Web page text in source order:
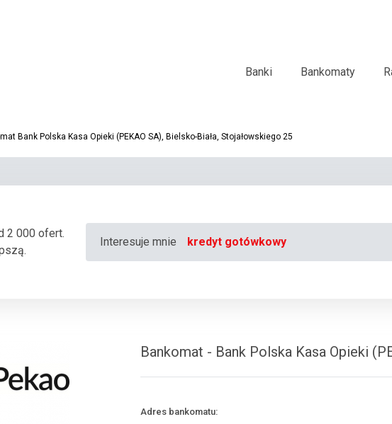
Banki Bankomaty
Bank Polska Kasa Opieki (PEKAO SA), Bielsko-Biała, Stojałowskiego 25
2 000 ofert.
Interesuje mnie kredyt gotówkowy
Bankomat - Bank Polska Kasa Opieki
Adres bankomatu: